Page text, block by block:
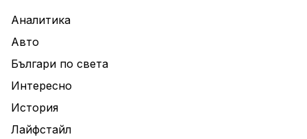
Аналитика
Авто
Българи по света
Интересно
История
Лайфстайл